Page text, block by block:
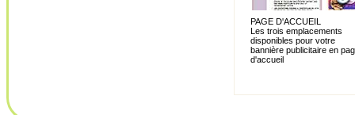
PAGE D'ACCUEIL
Les trois emplacements
disponibles pour votre
bannière publicitaire en
d'accueil